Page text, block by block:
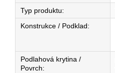
Typ produktu:
Konstrukce / Podklad:
Podlahová krytina /
Povrch: